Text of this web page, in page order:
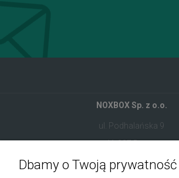
NOXBOX Sp. z o.o.
ul. Podhalańska 9
41-907 Bytom
+48 534 555 344
Dbamy o Twoją prywatność